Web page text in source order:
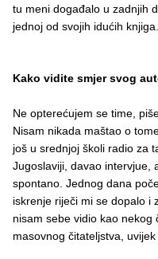
tu meni događalo u zadnjih
jednoj od svojih idućih knjiga.
Kako vidite smjer svog
Ne opterećujem se time,
Nisam nikada maštao o
još u srednjoj školi radio za
Jugoslaviji, davao intervjue,
spontano. Jednog dana
iskrenje riječi mi se dopalo i
nisam sebe vidio kao nekog
masovnog čitateljstva,